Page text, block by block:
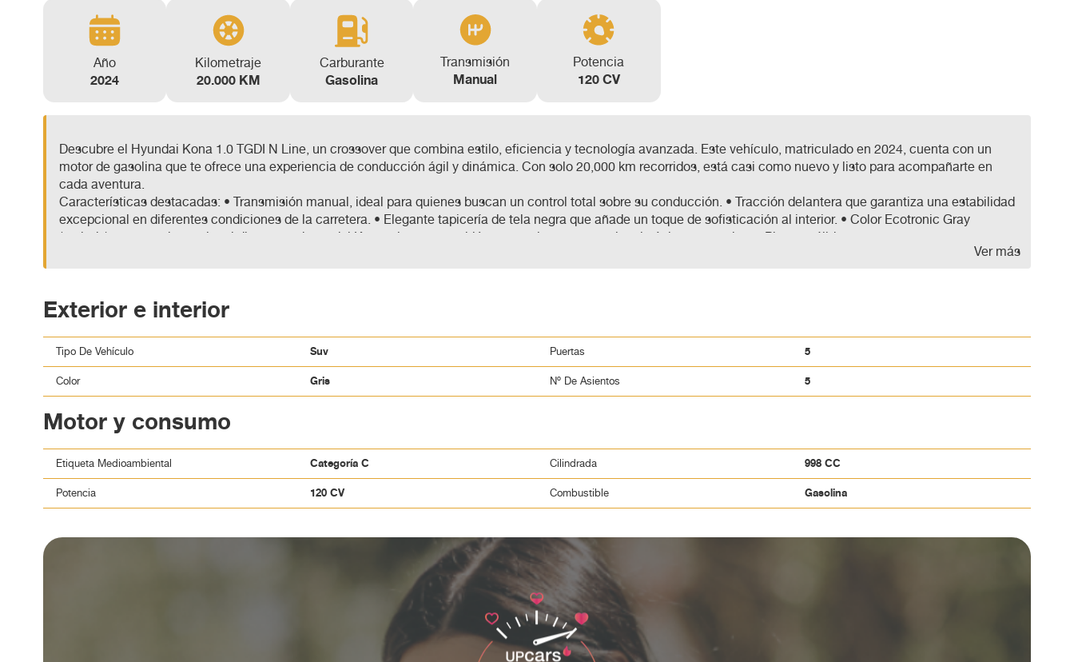
Año
2024
Kilometraje
20.000 KM
Carburante
Gasolina
Transmisión
Manual
Potencia
120 CV
Descubre el Hyundai Kona 1.0 TGDI N Line, un crossover que combina estilo, eficiencia y tecnología avanzada. Este vehículo, matriculado en 2024, cuenta con un
motor de gasolina que te ofrece una experiencia de conducción ágil y dinámica. Con solo 20,000 km recorridos, está casi como nuevo y listo para acompañarte en
cada aventura.
Características destacadas: • Transmisión manual, ideal para quienes buscan un control total sobre su conducción. • Tracción delantera que garantiza una estabilidad
excepcional en diferentes condiciones de la carretera. • Elegante tapicería de tela negra que añade un toque de sofisticación al interior. • Color Ecotronic Gray
(perlado) que no solo resalta el diseño moderno del Kona, sino que también proporciona una apariencia única y atractiva. • Pintura sólida que asegura una mayor
Ubicado en Zaragoza, el Kona está disponible para que lo pruebes y compruebes su calidad. No dejes pasar la oportunidad de ser el propietario de este formidable
Ver más
Exterior e interior
Tipo De Vehículo Suv Puertas 5
Color Gris Nº De Asientos 5
Motor y consumo
Etiqueta Medioambiental Categoría C Cilindrada 998 CC
Potencia 120 CV Combustible Gasolina